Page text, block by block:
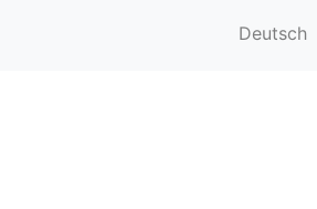
Deutsch